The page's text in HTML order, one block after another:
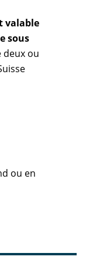
valable
sous
deux ou
ou en